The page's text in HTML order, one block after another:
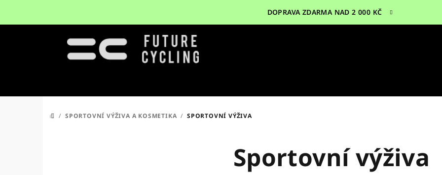
DOPRAVA ZDARMA NAD 2 000 KČ
DOMŮ
/ SPORTOVNÍ VÝŽIVA A KOSMETIKA / SPORTOVNÍ VÝŽIVA
Sportovní výživa